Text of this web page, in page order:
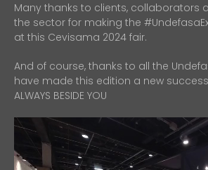
Many thanks to clients, collaborators
the sector for making the
at this Cevisama 2024 fair.
And of course, thanks to all the
have made this edition a new
ALWAYS BESIDE YOU